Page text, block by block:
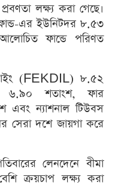
লক্ষ্য করা গেছে।
এর ইউনিটদর ৮.৫৩
ফান্ডে পরিণত
ডাইং (FEKDIL) ৮.৫২
৬.৯০ শতাংশ, ফার
এবং ন্যাশনাল টিউবস
সেরা দশে জায়গা করে
লেনদেনে বীমা
ক্রয়চাপ লক্ষ্য করা